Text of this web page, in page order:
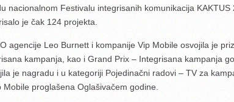
nacionalnom Festivalu integrisanih komunikacija
je čak 124 projekta.
agencije Leo Burnett i kompanije Vip Mobile osvojila je
kampanja, kao i Grand Prix – Integrisana kampanja
je nagradu i u kategoriji Pojedinačni radovi – TV za
Mobile proglašena Oglašivačem godine.